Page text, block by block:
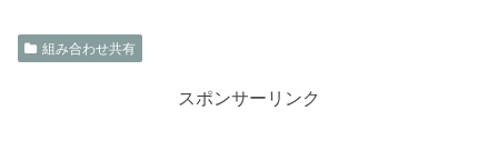
組み合わせ共有
スポンサーリンク